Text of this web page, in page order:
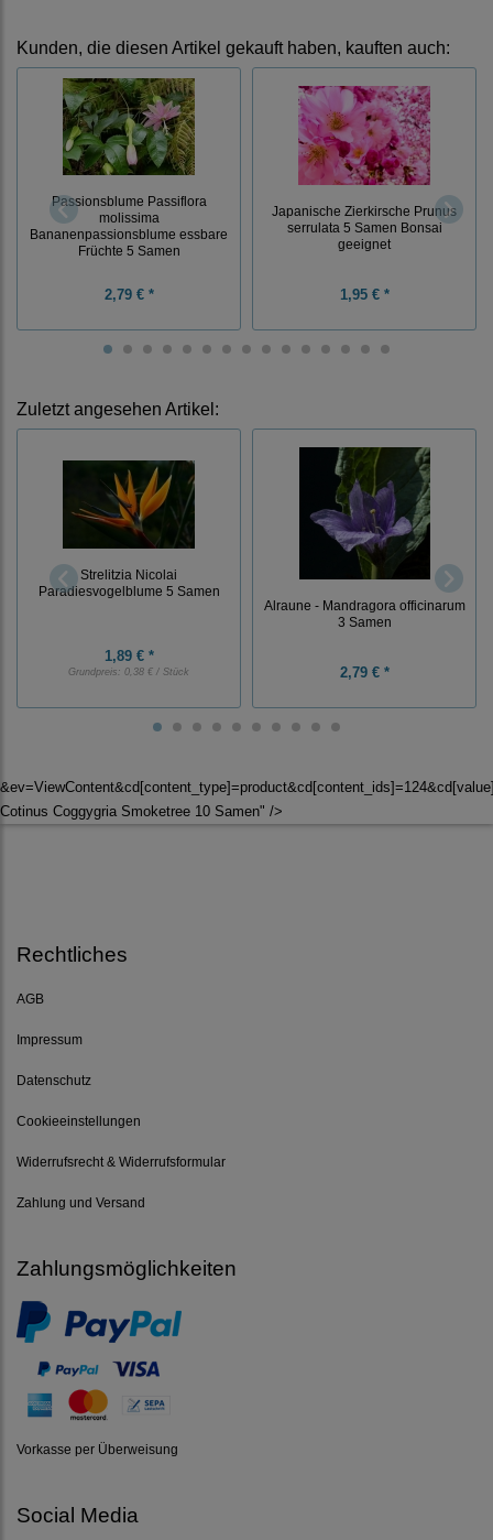
Kunden, die diesen Artikel gekauft haben, kauften auch:
Passionsblume Passiflora
molissima
Bananenpassionsblume essbare
Früchte 5 Samen
2,79 € *
Japanische Zierkirsche Prunus
serrulata 5 Samen Bonsai
geeignet
1,95 € *
Zuletzt angesehen Artikel:
Strelitzia Nicolai
Paradiesvogelblume 5 Samen
1,89 € *
Grundpreis: 0,38 € / Stück
Alraune - Mandragora officinarum
3 Samen
2,79 € *
Cotinus Coggygria Smoketree 10 Samen" />
Rechtliches
AGB
Impressum
Datenschutz
Cookieeinstellungen
Widerrufsrecht & Widerrufsformular
Zahlung und Versand
Zahlungsmöglichkeiten
Vorkasse per Überweisung
Social Media